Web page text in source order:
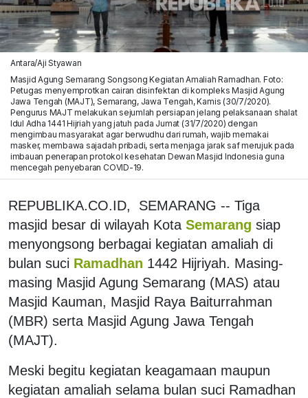
Antara/Aji Styawan
Masjid Agung Semarang Songsong Kegiatan Amaliah Ramadhan. Foto:
Petugas menyemprotkan cairan disinfektan di kompleks Masjid Agung
Jawa Tengah (MAJT), Semarang, Jawa Tengah, Kamis (30/7/2020).
Pengurus MAJT melakukan sejumlah persiapan jelang pelaksanaan shalat
Idul Adha 1441 Hijriah yang jatuh pada Jumat (31/7/2020) dengan
mengimbau masyarakat agar berwudhu dari rumah, wajib memakai
masker, membawa sajadah pribadi, serta menjaga jarak saf merujuk pada
imbauan penerapan protokol kesehatan Dewan Masjid Indonesia guna
mencegah penyebaran COVID-19.
REPUBLIKA.CO.ID, SEMARANG -- Tiga
masjid besar di wilayah Kota Semarang siap
menyongsong berbagai kegiatan amaliah di
bulan suci Ramadhan 1442 Hijriyah. Masing-
masing Masjid Agung Semarang (MAS) atau
Masjid Kauman, Masjid Raya Baiturrahman
(MBR) serta Masjid Agung Jawa Tengah
(MAJT).
Meski begitu kegiatan keagamaan maupun
kegiatan amaliah selama bulan suci Ramadhan